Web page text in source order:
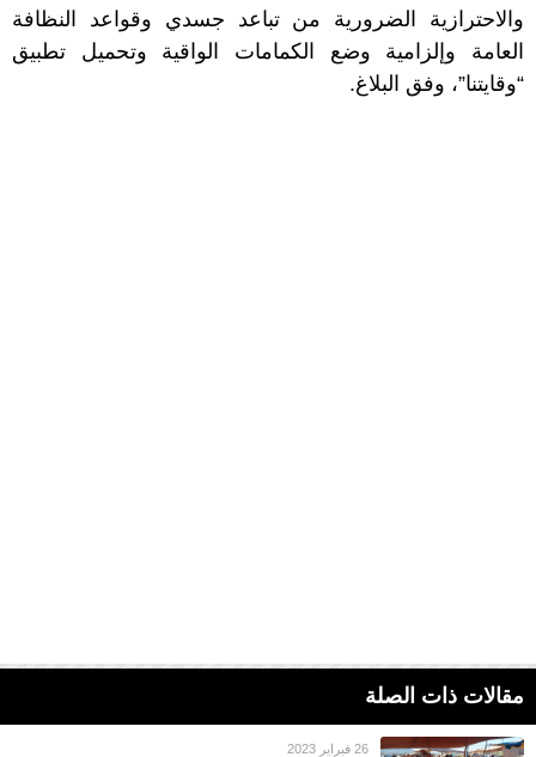
والاحترازية الضرورية من تباعد جسدي وقواعد النظافة
العامة وإلزامية وضع الكمامات الواقية وتحميل تطبيق
“وقايتنا”، وفق البلاغ.
مقالات ذات الصلة
26 فبراير 2023